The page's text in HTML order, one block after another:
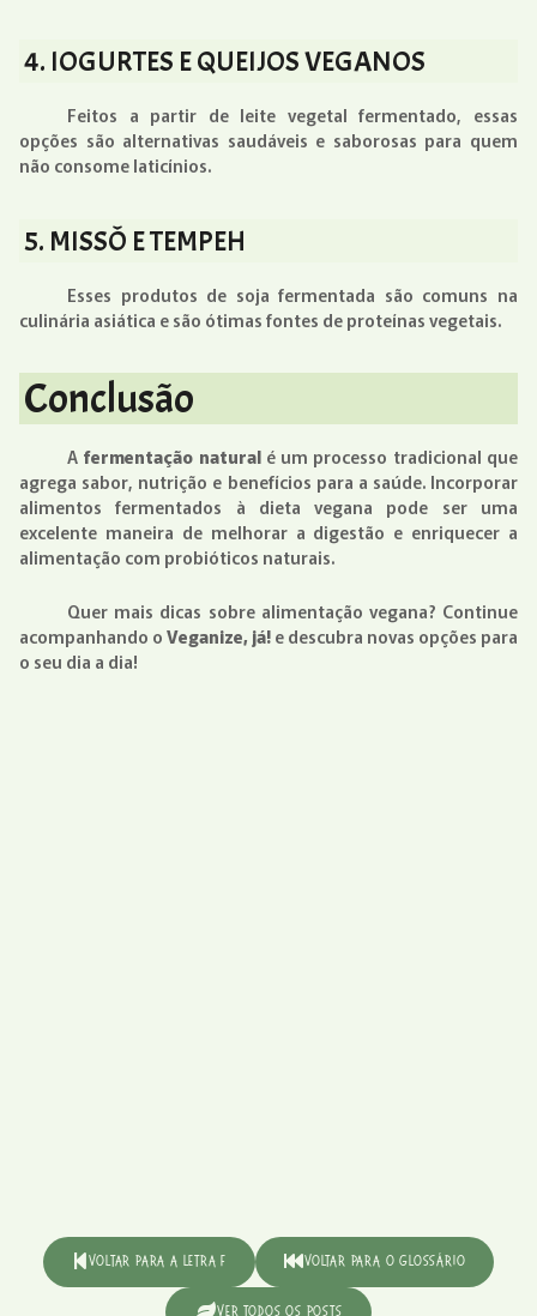
4. IOGURTES E QUEIJOS VEGANOS
Feitos a partir de leite vegetal fermentado, essas
opções são alternativas saudáveis e saborosas para quem
não consome laticínios.
5. MISSÔ E TEMPEH
Esses produtos de soja fermentada são comuns na
culinária asiática e são ótimas fontes de proteínas vegetais.
Conclusão
A fermentação naturalé um processo tradicional que
agrega sabor, nutrição e benefícios para a saúde. Incorporar
alimentos fermentados à dieta vegana pode ser uma
excelente maneira de melhorar a digestão e enriquecer a
alimentação com probióticos naturais.
Quer mais dicas sobre alimentação vegana? Continue
acompanhando oVeganize, já!e descubra novas opções para
o seu dia a dia!
Voltar para a Letra F Voltar para o Glossário
Ver Todos os Posts